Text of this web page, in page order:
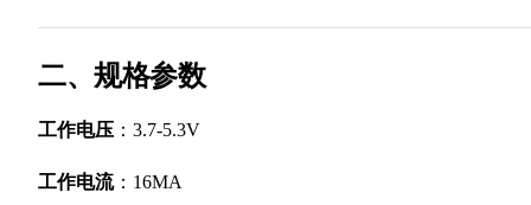
二、规格参数
工作电压 ：3.7-5.3V
工作电流：16MA